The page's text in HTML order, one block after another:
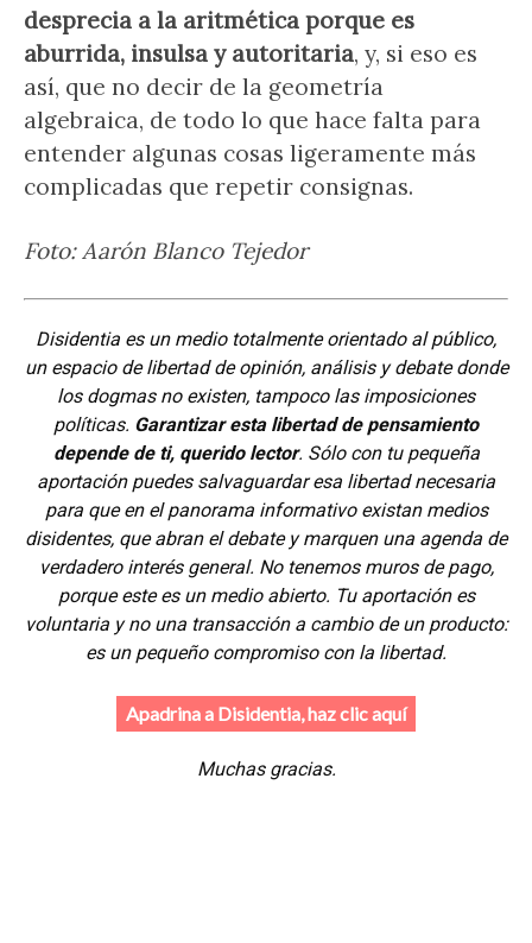
desprecia a la aritmética porque es
aburrida, insulsa y autoritaria, y, si eso es
así, que no decir de la geometría
algebraica, de todo lo que hace falta para
entender algunas cosas ligeramente más
complicadas que repetir consignas.
Foto: Aarón Blanco Tejedor
Disidentia es un medio totalmente orientado al público,
un espacio de libertad de opinión, análisis y debate donde
los dogmas no existen, tampoco las imposiciones
políticas. Garantizar esta libertad de pensamiento
depende de ti, querido lector. Sólo con tu pequeña
aportación puedes salvaguardar esa libertad necesaria
para que en el panorama informativo existan medios
disidentes, que abran el debate y marquen una agenda de
verdadero interés general. No tenemos muros de pago,
porque este es un medio abierto. Tu aportación es
voluntaria y no una transacción a cambio de un producto:
es un pequeño compromiso con la libertad.
Apadrina a Disidentia, haz clic aquí
Muchas gracias.